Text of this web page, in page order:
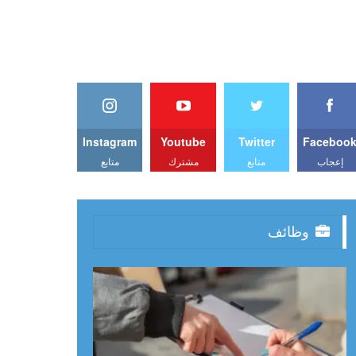
إعجاب
Twitter
متابع
Youtube
مشترك
Instagram
متابع
وظائف